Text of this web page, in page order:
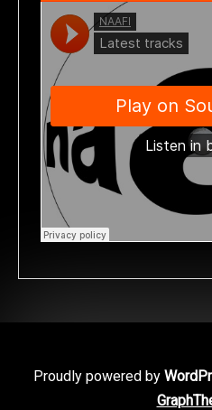
Proudly powered by